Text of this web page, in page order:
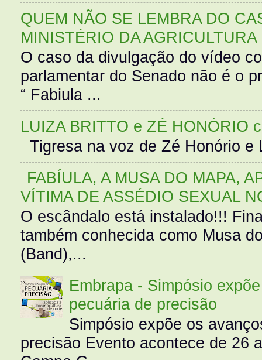
QUEM NÃO SE LEMBRA DO
MINISTÉRIO DA AGRICULTURA
O caso da divulgação do vídeo
parlamentar do Senado não é o
“ Fabiula ...
LUIZA BRITTO e ZÉ HONÓRIO
Tigresa na voz de Zé Honório
FABÍULA, A MUSA DO MAPA,
VÍTIMA DE ASSÉDIO SEXUAL
O escândalo está instalado!!!
também conhecida como Musa
(Band),...
Embrapa - Simpósio
pecuária de precisão
Simpósio expõe os
precisão Evento acontece de 26